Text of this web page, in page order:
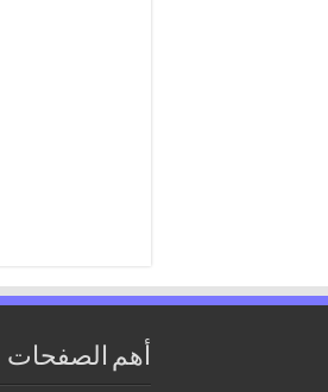
أهم الصفحات